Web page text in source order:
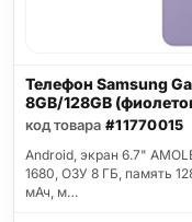
Телефон Samsung
8GB/128GB
код товара #11770015
Android, экран 6.7"
1680, ОЗУ 8 ГБ, память
мАч, м…